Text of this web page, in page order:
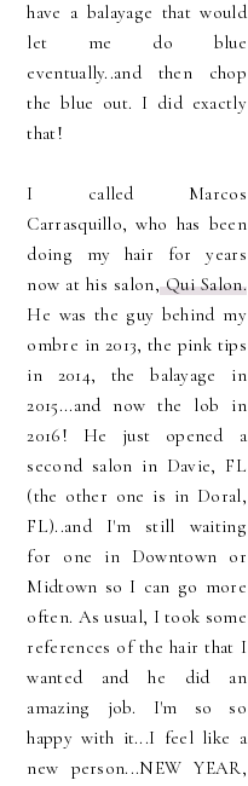
have a balayage that would
let me do blue
eventually..and then chop
the blue out. I did exactly
that!
I called Marcos
Carrasquillo, who has been
doing my hair for years
now at his salon,Qui Salon.
He was the guy behind my
ombre in 2013, the pink tips
in 2014, the balayage in
2015...and now the lob in
2016! He just opened a
second salon in Davie, FL
(the other one is in Doral,
FL)..and I'm still waiting
for one in Downtown or
Midtown so I can go more
often. As usual, I took some
references of the hair that I
wanted and he did an
amazing job. I'm so so
happy with it...I feel like a
new person...NEW YEAR,